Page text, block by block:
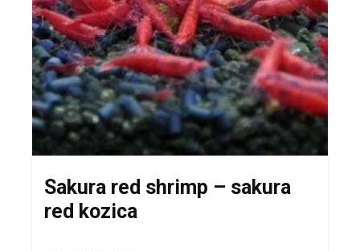
Sakura red shrimp – sakura
red kozica